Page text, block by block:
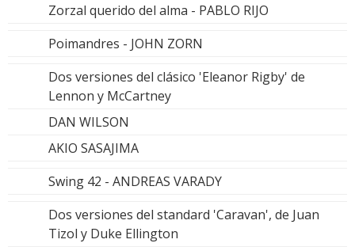
Zorzal querido del alma - PABLO RIJO
Poimandres - JOHN ZORN
Dos versiones del clásico 'Eleanor Rigby' de
Lennon y McCartney
DAN WILSON
AKIO SASAJIMA
Swing 42 - ANDREAS VARADY
Dos versiones del standard 'Caravan', de Juan
Tizol y Duke Ellington